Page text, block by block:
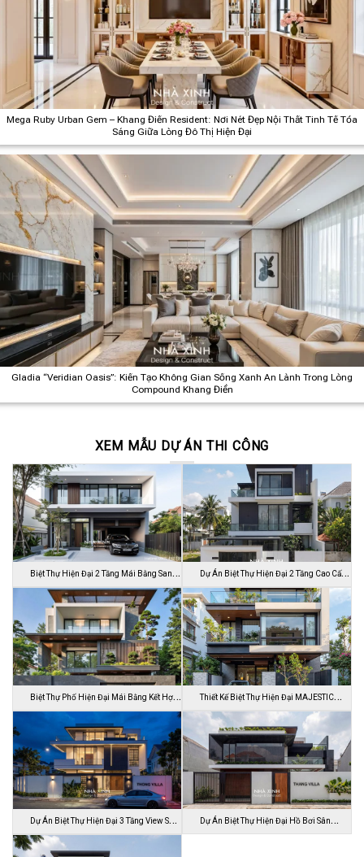
Mega Ruby Urban Gem – Khang Điền Resident: Nơi Nét Đẹp Nội Thất Tinh Tế Tỏa
Sáng Giữa Lòng Đô Thị Hiện Đại
Gladia “Veridian Oasis”: Kiến Tạo Không Gian Sống Xanh An Lành Trong Lòng
Compound Khang Điền
XEM MẪU DỰ ÁN THI CÔNG
Biệt Thự Hiện Đại 2 Tầng Mái Bằng Sang Dự Án Biệt Thự Hiện Đại 2 Tầng Cao Cấp
Đ…
Biệt Thự Phố Hiện Đại Mái Bằng Kết Hợp Thiết Kế Biệt Thự Hiện Đại MAJESTIC
MODE…
Dự Án Biệt Thự Hiện Đại 3 Tầng View Sân
…
Dự Án Biệt Thự Hiện Đại Hồ Bơi Sân